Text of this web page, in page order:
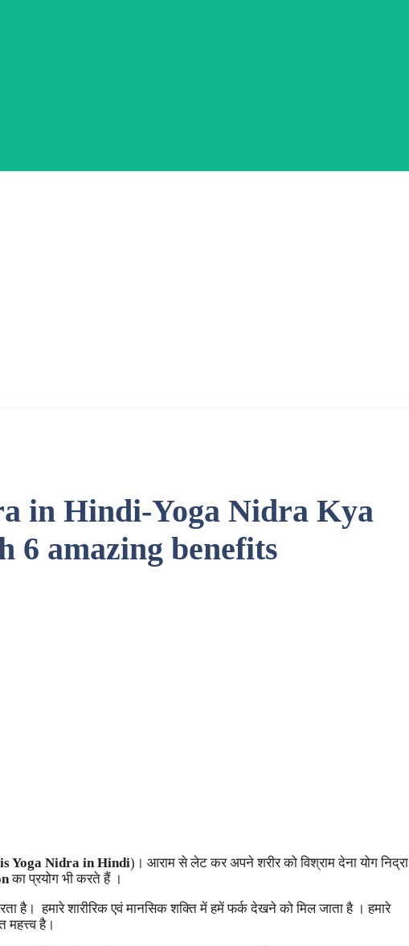
in Hindi-Yoga Nidra Kya
6 amazing benefits
Yoga Nidra in Hindi)। आराम से लेट कर अपने शरीर को विश्राम देना योग निद्रा
का प्रयोग भी करते हैं ।
है। हमारे शारीरिक एवं मानसिक शक्ति में हमें फर्क देखने को मिल जाता है । हमारे
महत्त्व है।